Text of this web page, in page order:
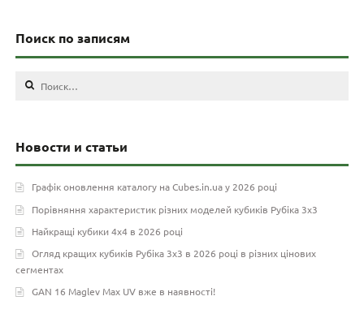
Поиск по записям
Найти:
Новости и статьи
Графік оновлення каталогу на Cubes.in.ua у 2026 році
Порівняння характеристик різних моделей кубиків Рубіка 3х3
Найкращі кубики 4х4 в 2026 році
Огляд кращих кубиків Рубіка 3х3 в 2026 році в різних цінових
сегментах
GAN 16 Maglev Max UV вже в наявності!